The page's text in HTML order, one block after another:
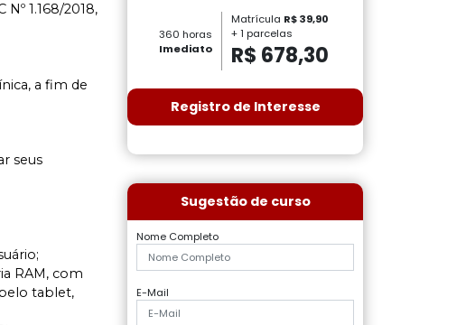
1.168/2018,
a fim de
seus
RAM, com
tablet,
360 horas
Imediato
Matrícula R$ 39,90
+ 1 parcelas
R$ 678,30
Registro de Interesse
Sugestão de curso
Nome Completo
E-Mail